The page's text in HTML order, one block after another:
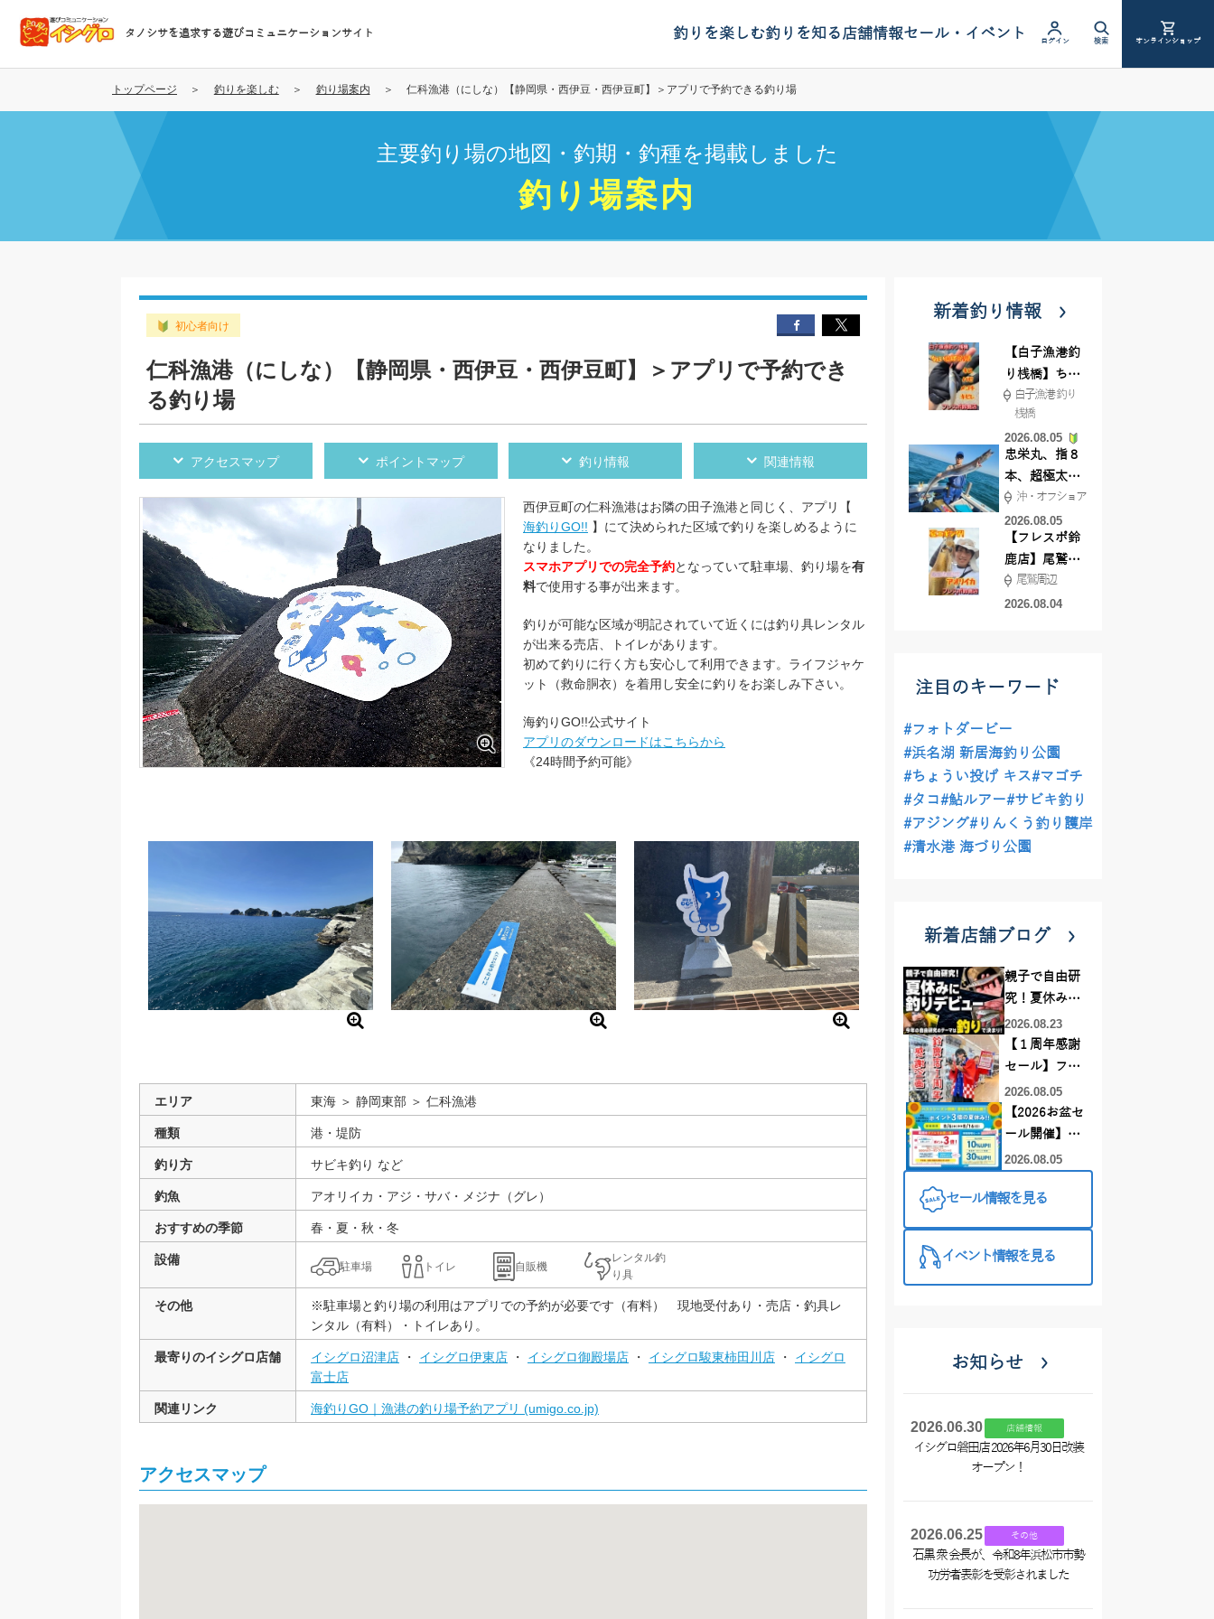
コ
テ
タノシサを追求する遊びコミュニケーションサイト 釣りを楽しむ釣りを知る店舗情報セール・イベント ログイン 検索 オンラインショップ
トップページ 釣りを楽しむ 釣り場案内 仁科漁港（にしな）【静岡県・西伊豆・西伊豆町】＞アプリで予約できる釣り場
主要釣り場の地図・釣期・釣種を掲載しました
釣り場案内
初心者向け
仁科漁港（にしな）【静岡県・西伊豆・西伊豆町】＞アプリで予約でき
る釣り場
アクセスマップ ポイントマップ 釣り情報 関連情報
西伊豆町の仁科漁港はお隣の田子漁港と同じく、アプリ【
海釣りGO!! 】にて決められた区域で釣りを楽しめるように
なりました。
スマホアプリでの完全予約となっていて駐車場、釣り場を有
料で使用する事が出来ます。
釣りが可能な区域が明記されていて近くには釣り具レンタル
が出来る売店、トイレがあります。
初めて釣りに行く方も安心して利用できます。ライフジャケ
ット（救命胴衣）を着用し安全に釣りをお楽しみ下さい。
海釣りGO!!公式サイト
アプリのダウンロードはこちらから
《24時間予約可能》
エリア 東海 ＞ 静岡東部 ＞ 仁科漁港
種類 港・堤防
釣り方 サビキ釣り など
釣魚 アオリイカ・アジ・サバ・メジナ（グレ）
おすすめの季節 春・夏・秋・冬
設備 駐車場 トイレ 自販機
レンタル釣
り具
その他
※駐車場と釣り場の利用はアプリでの予約が必要です（有料） 現地受付あり・売店・釣具レ
ンタル（有料）・トイレあり。
最寄りのイシグロ店舗 イシグロ沼津店 ・ イシグロ伊東店 ・ イシグロ御殿場店 ・ イシグロ駿東柿田川店 ・ イシグロ
富士店
関連リンク 海釣りGO｜漁港の釣り場予約アプリ (umigo.co.jp)
アクセスマップ
新着釣り情報
【白子漁港釣
り桟橋】ちょ
い投げ釣りが
絶好調!キスや
ハゼが簡単に
釣れますよ💛
白子漁港 釣り
桟橋
2026.08.05
忠栄丸、指８
本、超極太ド
ラゴン登場！
沖・オフショア
2026.08.05
【フレスポ鈴
鹿店】尾鷲方
面にて夏イカ
エギング!!
尾鷲周辺
2026.08.04
注目のキーワード
#フォトダービー
#浜名湖 新居海釣り公園
#ちょうい投げ キス#マゴチ
#タコ#鮎ルアー#サビキ釣り
#アジング#りんくう釣り護岸
#清水港 海づり公園
新着店舗ブログ
親子で自由研
究！夏休みに
釣りデビュー
2026.08.23
【１周年感謝
セール】フレ
スポ鈴鹿店！
オススメ竿 リ
ールをご紹介
❤買うなら今
がお得です！
2026.08.05
【2026お盆セ
ール開催】お
盆休みはイシ
寺店へ‼
2026.08.05
セール情報を見る
イベント情報を見る
お知らせ
2026.06.30 店舗情報
イシグロ磐田店 2026年6月30日改装
オープン！
2026.06.25 その他
石黒 衆 会長が、令和8年浜松市市勢
功労者表彰を受彰されました